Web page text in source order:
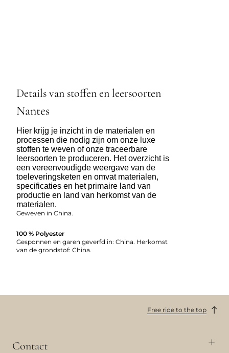
Details van stoffen en leersoorten
Nantes
Hier krijg je inzicht in de materialen en
processen die nodig zijn om onze luxe
stoffen te weven of onze traceerbare
leersoorten te produceren. Het overzicht is
een vereenvoudigde weergave van de
toeleveringsketen en omvat materialen,
specificaties en het primaire land van
productie en land van herkomst van de
materialen.
Geweven in China.
100 % Polyester
Gesponnen en garen geverfd in: China. Herkomst
van de grondstof: China.
Free ride to the top
Contact